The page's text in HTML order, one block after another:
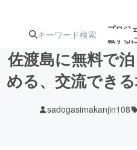
プロジ
載する
ターン
ジェクト
佐渡島に無料で
める、交流でき
sadogasimakanjin108